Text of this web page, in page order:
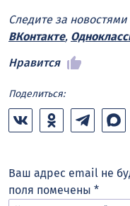
Следите за
ВКонтакте,
Нравится
Поделиться:
Ваш адрес email не
поля помечены *